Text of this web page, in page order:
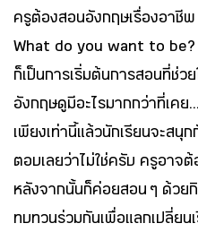
ครูต้องสอนอังกฤษเรื่องอาชี
What do you want to be?
ก็เป็นการเริ่มต้นการสอนที่ช่ว
อังกฤษดูมีอะไรมากกว่าที่เคย
เพียงเท่านี้แล้วนักเรียนจะสนุ
ตอบเลยว่าไม่ใช่ครับ ครูอาจ
หลังจากนั้นก็ค่อยสอน ๆ ด้วย
ทบทวนร่วมกันเพื่อแลกเปลี่ยน